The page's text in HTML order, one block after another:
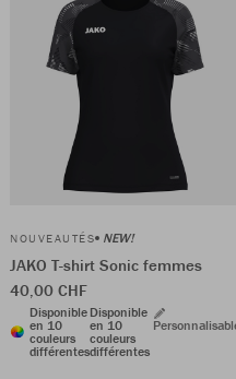
NOUVEAUTÉS NEW!
JAKO T-shirt Sonic femmes
40,00 CHF
Disponible
en 10
couleurs
différentes
Disponible
en 10
couleurs
différentes